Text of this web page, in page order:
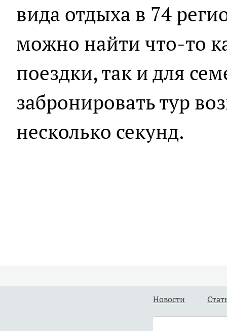
вида отдыха в 74
можно найти что-то
поездки, так и для
забронировать тур
несколько секунд.
Новости